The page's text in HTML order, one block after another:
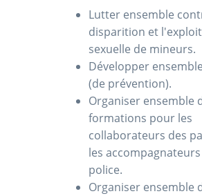
Lutter ensemble
disparition et
sexuelle de mineurs.
Développer
(de prévention).
Organiser ensemble
formations pour les
collaborateurs des
les
police.
Organiser ensemble